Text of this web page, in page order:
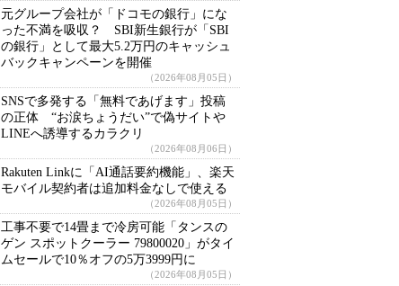
元グループ会社が「ドコモの銀行」にな
った不満を吸収？ SBI新生銀行が「SBI
の銀行」として最大5.2万円のキャッシュ
バックキャンペーンを開催
（2026年08月05日）
SNSで多発する「無料であげます」投稿
の正体 “お涙ちょうだい”で偽サイトや
LINEへ誘導するカラクリ
（2026年08月06日）
Rakuten Linkに「AI通話要約機能」、楽天
モバイル契約者は追加料金なしで使える
（2026年08月05日）
工事不要で14畳まで冷房可能「タンスの
ゲン スポットクーラー 79800020」がタイ
ムセールで10％オフの5万3999円に
（2026年08月05日）